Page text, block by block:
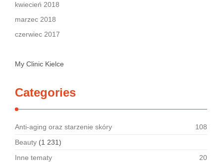
kwiecień 2018
marzec 2018
czerwiec 2017
My Clinic Kielce
Categories
Anti-aging oraz starzenie skóry
108
Beauty (1 231)
Inne tematy
20